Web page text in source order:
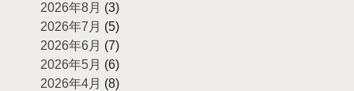
2026年8月 (3)
2026年7月 (5)
2026年6月 (7)
2026年5月 (6)
2026年4月 (8)